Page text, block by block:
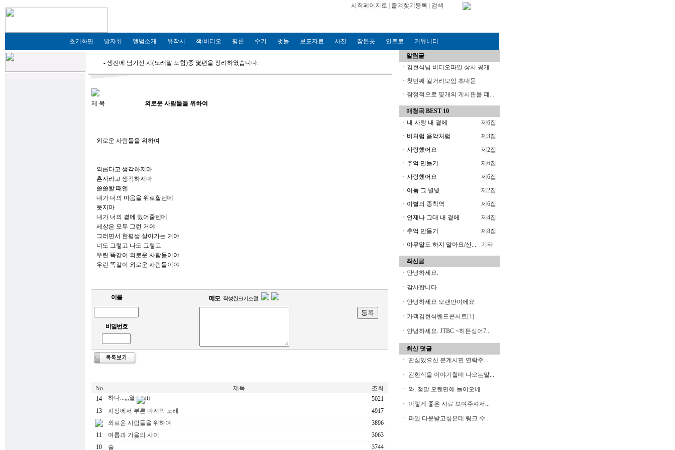
시작페이지로 즐겨찾기등록 검색
초기화면 발자취 앨범소개 유작시 책/비디오 평론 수기 벗들 보도자료 사진 잠든곳 인트로 커뮤니티
- 생전에 남기신 시(노래말 포함)중 몇편을 정리하였습니다.
제 목 외로운 사람들을 위하여
외로운 사람들을 위하여
외롭다고 생각하지마
혼자라고 생각하지마
쓸쓸할 때엔
내가 너의 마음을 위로할텐데
웃지마
내가 너의 곁에 있어줄텐데
세상은 모두 그런 거야
그러면서 한평생 살아가는 거야
너도 그렇고 나도 그렇고
우린 똑같이 외로운 사람들이야
우린 똑같이 외로운 사람들이야
이름 메모 작성란크기조절
비밀번호
No 제목
조회
14
하나...,,,열 (1)
5021
13
지상에서 부른 마지막 노래
4917
외로운 사람들을 위하여
3896
11
여름과 가을의 사이
3063
10
술 3744
알림글
ㆍ 김현식님 비디오파일 상시 공개...
ㆍ 첫번째 길거리모임 초대문
ㆍ 잠정적으로 몇개의 게시판을 폐...
애청곡 BEST 10
ㆍ내 사랑 내 곁에
제6집
ㆍ비처럼 음악처럼
제3집
ㆍ사랑했어요
제2집
ㆍ추억 만들기
제6집
ㆍ사랑했어요
제6집
ㆍ어둠 그 별빛
제2집
ㆍ이별의 종착역
제6집
ㆍ언제나 그대 내 곁에
제4집
ㆍ추억 만들기
제8집
ㆍ아무말도 하지 말아요/신...
기타
최신글
ㆍ 안녕하세요.
ㆍ 감사합니다.
ㆍ 안녕하세요 오랜만이에요
ㆍ 가객김현식밴드콘서트 [1]
ㆍ 안녕하세요. JTBC <히든싱어7...
최신 덧글
ㆍ
관심있으신 분계시면 연락주...
ㆍ 김현식을 이야기할때 나오는말...
ㆍ 와, 정말 오랜만에 들어오네...
ㆍ 이렇게 좋은 자료 보여주셔서...
ㆍ 파일 다운받고싶은데 링크 수...